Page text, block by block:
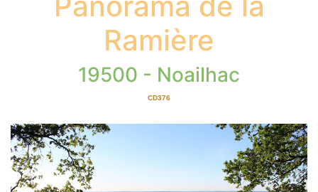
Ramière
19500 - Noailhac
CD376